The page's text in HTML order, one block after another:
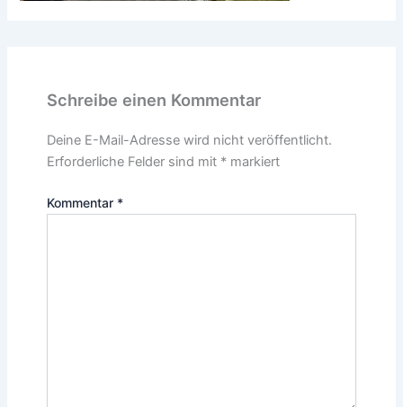
Schreibe einen Kommentar
Deine E-Mail-Adresse wird nicht veröffentlicht.
Erforderliche Felder sind mit *markiert
Kommentar *